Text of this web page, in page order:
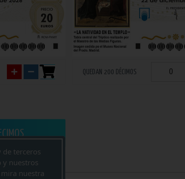
QUEDAN 200 DÉCIMOS
de terceros
y nuestros
nuestra